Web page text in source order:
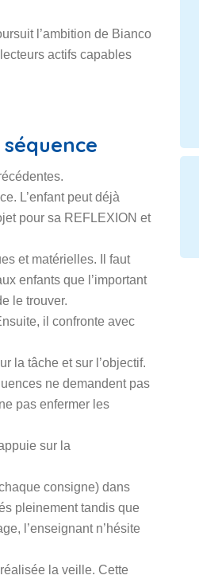
l’ambition de Bianco
actifs capables
L’enfant peut déjà
pour sa REFLEXION et
et matérielles. Il faut
enfants que l’important
le trouver.
il confronte avec
la tâche et sur l’objectif.
ne demandent pas
pas enfermer les
sur la
consigne) dans
pleinement tandis que
l’enseignant n’hésite
la veille. Cette